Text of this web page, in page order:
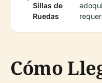
Sillas de
Ruedas
Cómo